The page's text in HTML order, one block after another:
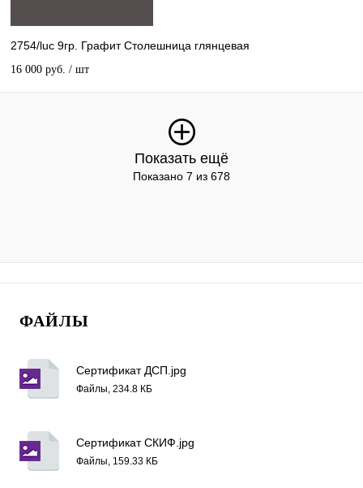
2754/luc 9гр. Графит Столешница глянцевая
16 000 руб. / шт
Показать ещё
Показано 7 из 678
ФАЙЛЫ
Сертификат ДСП.jpg
Файлы, 234.8 КБ
Сертификат СКИФ.jpg
Файлы, 159.33 КБ